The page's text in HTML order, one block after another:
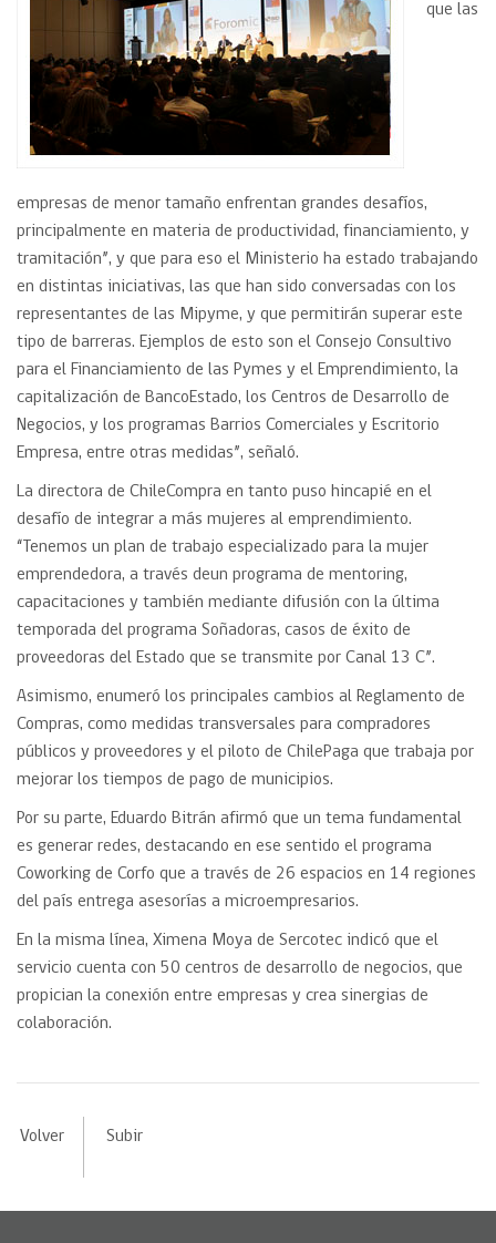
que las
empresas de menor tamaño enfrentan grandes desafíos,
principalmente en materia de productividad, financiamiento, y
tramitación”, y que para eso el Ministerio ha estado trabajando
en distintas iniciativas, las que han sido conversadas con los
representantes de las Mipyme, y que permitirán superar este
tipo de barreras. Ejemplos de esto son el Consejo Consultivo
para el Financiamiento de las Pymes y el Emprendimiento, la
capitalización de BancoEstado, los Centros de Desarrollo de
Negocios, y los programas Barrios Comerciales y Escritorio
Empresa, entre otras medidas”, señaló.
La directora de ChileCompra en tanto puso hincapié en el
desafío de integrar a más mujeres al emprendimiento.
“Tenemos un plan de trabajo especializado para la mujer
emprendedora, a través deun programa de mentoring,
capacitaciones y también mediante difusión con la última
temporada del programa Soñadoras, casos de éxito de
proveedoras del Estado que se transmite por Canal 13 C”.
Asimismo, enumeró los principales cambios al Reglamento de
Compras, como medidas transversales para compradores
públicos y proveedores y el piloto de ChilePaga que trabaja por
mejorar los tiempos de pago de municipios.
Por su parte, Eduardo Bitrán afirmó que un tema fundamental
es generar redes, destacando en ese sentido el programa
Coworking de Corfo que a través de 26 espacios en 14 regiones
del país entrega asesorías a microempresarios.
En la misma línea, Ximena Moya de Sercotec indicó que el
servicio cuenta con 50 centros de desarrollo de negocios, que
propician la conexión entre empresas y crea sinergias de
colaboración.
Volver Subir